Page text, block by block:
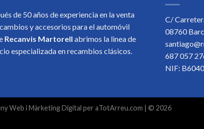
de 50 años de experiencia en la venta
y accesorios para el automóvil
Recanvis Martorell abrimos la linea de
especializada en recambios clásicos.
C/
08760
687 057
NIF:
Web iMàrketing Digital per aTotArreu.com | © 2026